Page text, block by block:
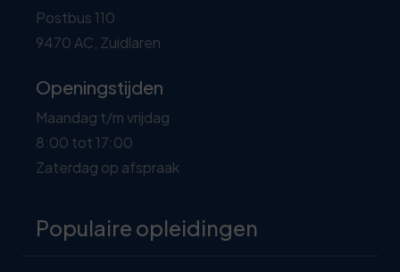
Postbus 110
9470 AC, Zuidlaren
Openingstijden
Maandag t/m vrijdag
8:00 tot 17:00
Zaterdag op afspraak
Populaire opleidingen